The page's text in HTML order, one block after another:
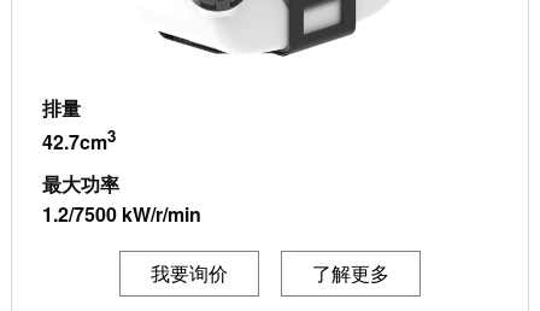
排量
42.7cm3
最大功率
1.2/7500 kW/r/min
我要询价 了解更多